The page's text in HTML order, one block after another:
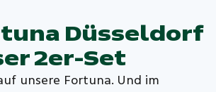
Düsseldorf
2er-Set
unsere Fortuna. Und im